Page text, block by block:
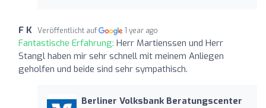
F K Veröffentlicht auf 1 year ago
Fantastische Erfahrung: Herr Martienssen und Herr
Stangl haben mir sehr schnell mit meinem Anliegen
geholfen und beide sind sehr sympathisch.
Berliner Volksbank Beratungscenter